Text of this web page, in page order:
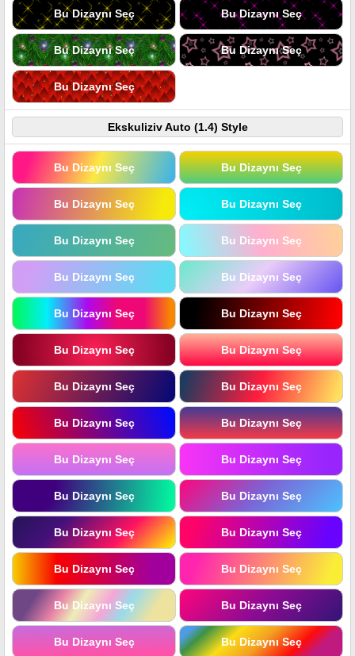
Bu Dizaynı Seç Bu Dizaynı Seç
Bu Dizaynı Seç Bu Dizaynı Seç
Bu Dizaynı Seç
Ekskuliziv Auto (1.4) Style
Bu Dizaynı Seç Bu Dizaynı Seç
Bu Dizaynı Seç Bu Dizaynı Seç
Bu Dizaynı Seç Bu Dizaynı Seç
Bu Dizaynı Seç Bu Dizaynı Seç
Bu Dizaynı Seç Bu Dizaynı Seç
Bu Dizaynı Seç Bu Dizaynı Seç
Bu Dizaynı Seç Bu Dizaynı Seç
Bu Dizaynı Seç Bu Dizaynı Seç
Bu Dizaynı Seç Bu Dizaynı Seç
Bu Dizaynı Seç Bu Dizaynı Seç
Bu Dizaynı Seç Bu Dizaynı Seç
Bu Dizaynı Seç Bu Dizaynı Seç
Bu Dizaynı Seç Bu Dizaynı Seç
Bu Dizaynı Seç Bu Dizaynı Seç